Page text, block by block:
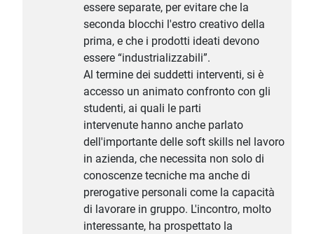
essere separate, per evitare che la
seconda blocchi l'estro creativo della
prima, e che i prodotti ideati devono
essere “industrializzabili”.
Al termine dei suddetti interventi, si è
accesso un animato confronto con gli
studenti, ai quali le parti
intervenute hanno anche parlato
dell'importante delle soft skills nel lavoro
in azienda, che necessita non solo di
conoscenze tecniche ma anche di
prerogative personali come la capacità
di lavorare in gruppo. L'incontro, molto
interessante, ha prospettato la